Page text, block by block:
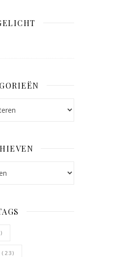
(23)